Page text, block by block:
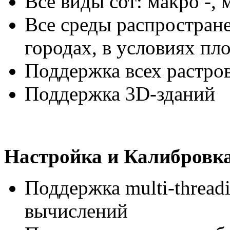
Все среды
городах, в условиях
Поддержка всех
Поддержка 3D-зданий
Настройка и
Поддержка multi-
вычислений